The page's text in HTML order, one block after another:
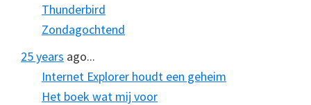
Thunderbird
Zondagochtend
25 years ago...
Internet Explorer houdt een geheim
Het boek wat mij voor